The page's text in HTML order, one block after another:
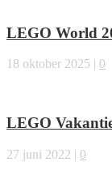
LEGO World
18 oktober 2025 | 0
LEGO
27 juni 2022 | 0